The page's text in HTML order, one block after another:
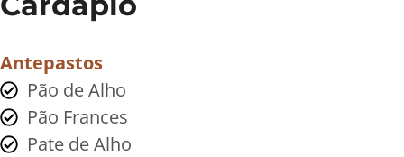
Antepastos
Pão de Alho
Pão Frances
Pate de Alho